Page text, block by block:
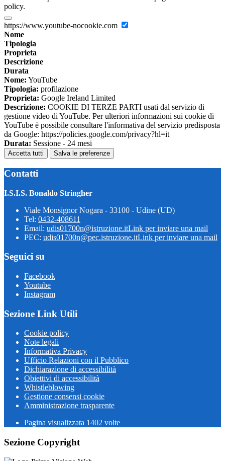
policy.
https://www.youtube-nocookie.com
Nome
Tipologia
Proprieta
Descrizione
Durata
Nome: YouTube
Tipologia: profilazione
Proprieta: Google Ireland Limited
Descrizione: COOKIE DI TERZE PARTI usati dal servizio di
gestione video di YouTube. Per ulteriori informazioni sui cookie di
YouTube è possibile consultare l'informativa del servizio predisposta
da Google: https://policies.google.com/privacy?hl=it
Durata: Sessione - 24 mesi
Accetta tutti Salva le preferenze
Contatti
I.S.I.S. Bonaldo Stringher
Viale Monsignor Nogara - 33100 - Udine (UD)
Tel: 0432-408611
Email: udis01700n@istruzione.itLink per inviare una mail
PEC: udis01700n@pec.istruzione.itLink per inviare una mail
Seguici su
Facebook
Youtube
Instagram
Sezione Link Utili
Cookie policy
Note legali
Informativa Privacy
Ufficio Relazioni con il Pubblico
Dichiarazione di accessibilità
Obiettivi di accessibilità
Whistleblowing
Gestione consensi cookie
Amministrazione trasparente
Pagina visualizzata 1402 volte
Sezione Copyright